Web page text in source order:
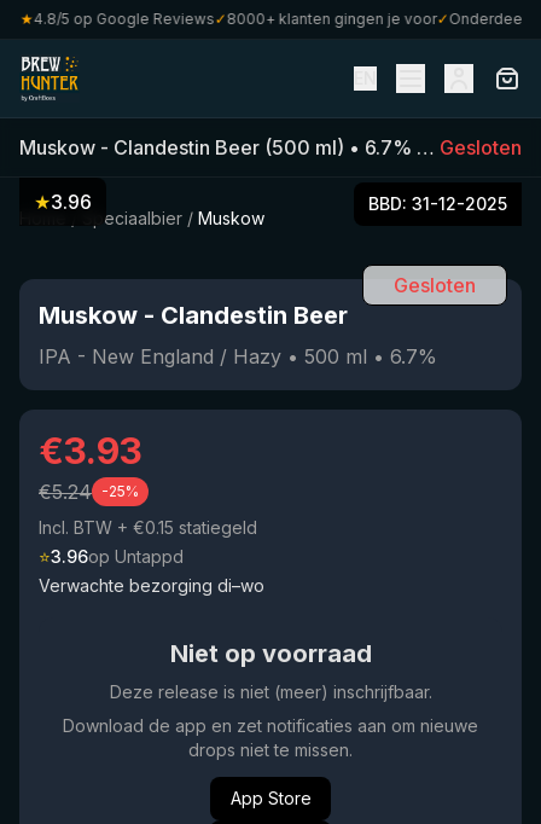
4.8/5 op Google Reviews✓8000+ klanten gingen je voor✓Onderdeel van
Muskow - Clandestin Beer (500 ml) • 6.7% IPA - New
Gesloten
Speciaalbier / Muskow
★3.96 BBD: 31-12-2025
Gesloten
Muskow - Clandestin Beer
IPA - New England / Hazy • 500 ml • 6.7%
€3.93
€5.24 -25%
Incl. BTW + €0.15 statiegeld
⭐3.96op Untappd
Verwachte bezorging di–wo
Niet op voorraad
Deze release is niet (meer) inschrijfbaar.
Download de app en zet notificaties aan om nieuwe
drops niet te missen.
App Store